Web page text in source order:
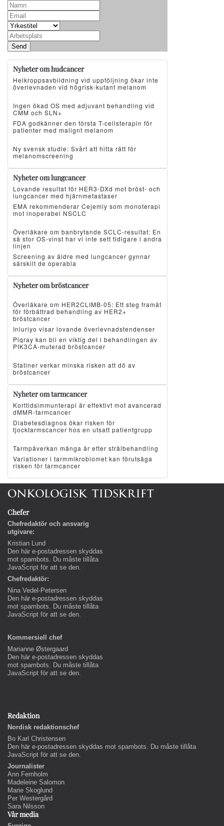
Send
Nyheter om hudcancer
Helkroppsavbildning vid uppföljning ökar inte
överlevnaden vid högrisk-kutant melanom
Ingen ökad OS med adjuvant behandling vid
CMM och SLN+
FDA godkänner den första T-cellsterapin för
patienter med malignt melanom
Ny svensk studie: Svårt att hitta rätt för
melanomscreening
Nyheter om lungcancer
Lovande resultat för HER3-DXd mot bröst- och
lungcancer med hjärnmetastaser
EMA rekommenderar Cejemly som monoterapi
mot inoperabel NSCLC
Överläkare om banbrytande SCLC-resultat: En
så stor OS-vinst har vi inte sett tidigare i andra
linjen
Screening av äldre med lungcancer gynnar
särskilt de operabla
Nyheter om bröstcancer
Överläkare om HER2CLIMB-05: Ett steg framåt
för förbättrad behandling av HER2+
bröstcancer
Inluriyo visar lovande överlevnadstendenser
Piqray kan bli en viktig del i behandlingen av
PIK3CA-muterad bröstcancer
Statiner verkar minska risken att dö av
bröstcancer
Nyheter om tarmcancer
Korttidsimmunterapi är effektivt mot avancerad
dMMR-tarmcancer
Diabetesdiagnos ökar risken för
tjocktarmscancer hos en utsatt patientgrupp
Tarmpåverkan många år efter strålbehandling
Variationer i tarmmikrobiomet kan förutsäga
risken för tarmcancer
Chefer
Chefredaktör och ansvarig
utgivare:
Kristian Lund
Den här e-postadressen skyddas
mot spambots. Du måste tillåta
JavaScript för att se den.
Chefredaktör:
Nina Vedel-Petersen
Den här e-postadressen skyddas
mot spambots. Du måste tillåta
JavaScript för att se den.
Kommersiell chef
Marianne Østergaard
Den här e-postadressen skyddas
mot spambots. Du måste tillåta
JavaScript för att se den.
Redaktion
Nordisk redaktionschef
Bo Karl Christensen
Den här e-postadressen skyddas mot spambots. Du måste tillåta
JavaScript för att se den.
Journalister
Ann Fernholm
Madeleine Salomon
Marie Skoglund
Per Westergård
Sara Nilsson
Vår media